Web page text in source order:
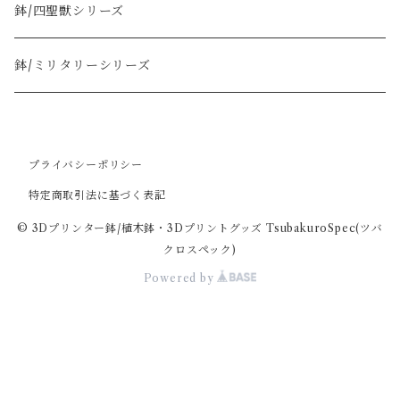
ミリタリーシリーズ鉢
多肉植物・観葉植物向け鉢
鉢/四聖獣シリーズ
鉢/ミリタリーシリーズ
プライバシーポリシー
特定商取引法に基づく表記
© 3Dプリンター鉢/植木鉢・3Dプリントグッズ TsubakuroSpec(ツバ
クロスペック)
Powered by